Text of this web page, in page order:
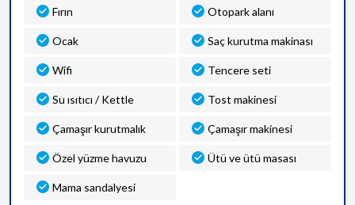
Fırın Otopark alanı
Ocak Saç kurutma makinası
Wifi Tencere seti
Su ısıtıcı / Kettle Tost makinesi
Çamaşır kurutmalık Çamaşır makinesi
Özel yüzme havuzu Ütü ve ütü masası
Mama sandalyesi